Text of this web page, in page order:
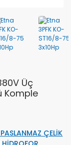
Üç
Komple
ÇELİK